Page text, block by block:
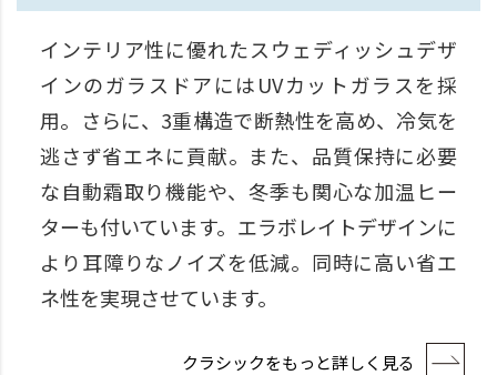
インテリア性に優れたスウェディッシュデザ
インのガラスドアにはUVカットガラスを採
用。さらに、3重構造で断熱性を高め、冷気を
逃さず省エネに貢献。また、品質保持に必要
な自動霜取り機能や、冬季も関心な加温ヒー
ターも付いています。エラボレイトデザインに
より耳障りなノイズを低減。同時に高い省エ
ネ性を実現させています。
クラシックをもっと詳しく見る